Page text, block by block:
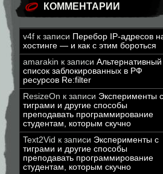
КОММЕНТАРИИ
v4f к записи Перебор IP-адресов
хостинге — и как с этим бороться
amarakin к записи Альтернативный
список заблокированных в РФ
ресурсов Re:filter
ResizeOn к записи Эксперименты с
тиграми и другие способы
преподавать программирование
студентам, которым скучно
Text2Vid к записи Эксперименты с
тиграми и другие способы
преподавать программирование
студентам, которым скучно